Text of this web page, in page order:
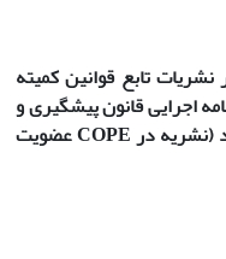
نشریات تابع قوانین کمیته
اجرایی قانون پیشگیری و
مقابله با تقلب در آثار علمی پیروی می‌کند (نشریه در COPE عضویت